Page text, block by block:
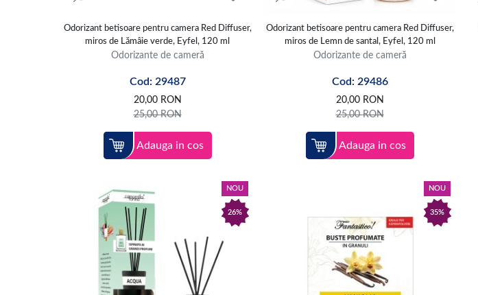
Odorizant betisoare pentru camera Red Diffuser,
miros de Lămâie verde, Eyfel, 120 ml
Odorizante de cameră
Cod: 29487
20,00 RON
25,00RON
Adauga in cos
Odorizant betisoare pentru camera Red Diffuser,
miros de Lemn de santal, Eyfel, 120 ml
Odorizante de cameră
Cod: 29486
20,00 RON
25,00RON
Adauga in cos
NOU
26%
NOU
35%